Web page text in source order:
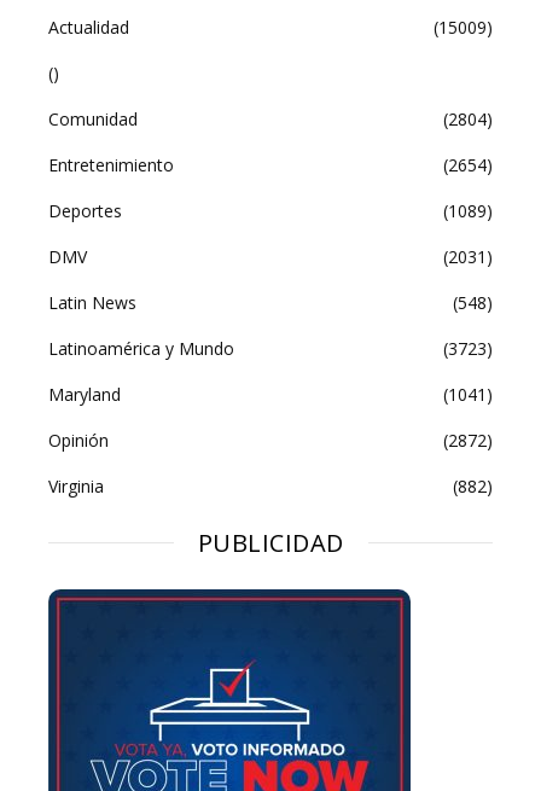
Actualidad
(15009)
()
Comunidad
(2804)
Entretenimiento
(2654)
Deportes
(1089)
DMV
(2031)
Latin News
(548)
Latinoamérica y Mundo
(3723)
Maryland
(1041)
Opinión
(2872)
Virginia
(882)
PUBLICIDAD